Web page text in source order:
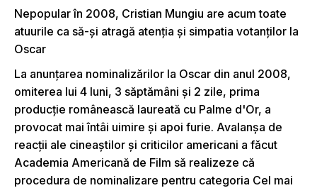
Nepopular în 2008, Cristian Mungiu are acum toate
atuurile ca să-şi atragă atenţia şi simpatia votanţilor la
Oscar
La anunţarea nominalizărilor la Oscar din anul 2008,
omiterea lui 4 luni, 3 săptămâni şi 2 zile, prima
producţie românească laureată cu Palme d'Or, a
provocat mai întâi uimire şi apoi furie. Avalanşa de
reacţii ale cineaştilor şi criticilor americani a făcut
Academia Americană de Film să realizeze că
procedura de nominalizare pentru categoria Cel mai